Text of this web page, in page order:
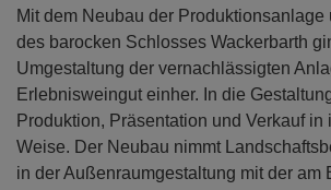
Mit dem Neubau der Produktionsanlage
des barocken Schlosses Wackerbarth
Umgestaltung der vernachlässigten
Erlebnisweingut einher. In die
Produktion, Präsentation und Verkauf in
Weise. Der Neubau nimmt
in der Außenraumgestaltung mit der am